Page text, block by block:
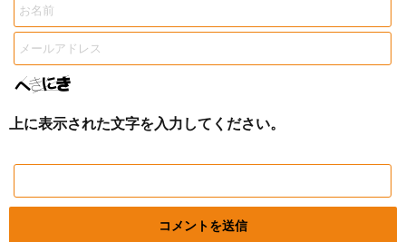
上に表示された文字を入力してください。